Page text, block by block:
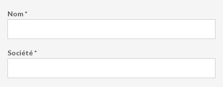
Nom *
Société *